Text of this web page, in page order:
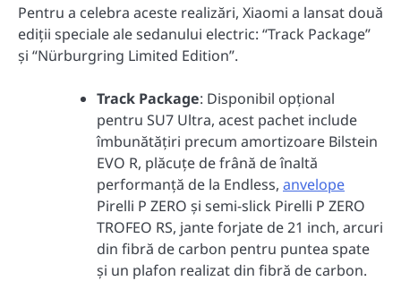
Pentru a celebra aceste realizări, Xiaomi a lansat două
ediții speciale ale sedanului electric: “Track Package”
și “Nürburgring Limited Edition”.
Track Package: Disponibil opțional
pentru SU7 Ultra, acest pachet include
îmbunătățiri precum amortizoare Bilstein
EVO R, plăcuțe de frână de înaltă
performanță de la Endless, anvelope
Pirelli P ZERO și semi-slick Pirelli P ZERO
TROFEO RS, jante forjate de 21 inch, arcuri
din fibră de carbon pentru puntea spate
și un plafon realizat din fibră de carbon.